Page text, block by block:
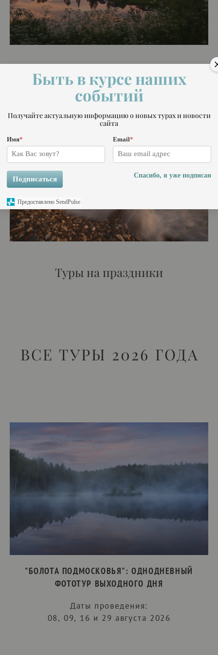
Фототуры по России
Туры на праздники
ВСЕ ТУРЫ 2026 ГОДА
"БОЛОТА ПОДМОСКОВЬЯ": ОДНОДНЕВНЫЙ
ФОТОТУР ВЫХОДНОГО ДНЯ
Даты проведения:
08, 09, 16 и 29 августа 2026
Быть в курсе наших
событий
Получайте актуальную информацию о новых турах и новости
сайта
Имя* Email*
Подписаться Спасибо, я уже подписан
Предоставлено SendPulse